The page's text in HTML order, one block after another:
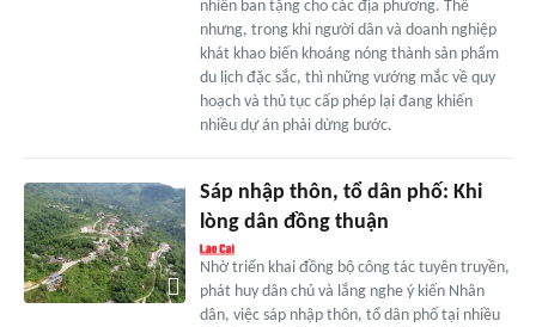
nhiên ban tặng cho các địa phương. Thế
nhưng, trong khi người dân và doanh nghiệp
khát khao biến khoáng nóng thành sản phẩm
du lịch đặc sắc, thì những vướng mắc về quy
hoạch và thủ tục cấp phép lại đang khiến
nhiều dự án phải dừng bước.
Sáp nhập thôn, tổ dân phố: Khi
lòng dân đồng thuận
Nhờ triển khai đồng bộ công tác tuyên truyền,
phát huy dân chủ và lắng nghe ý kiến Nhân
dân, việc sáp nhập thôn, tổ dân phố tại nhiều